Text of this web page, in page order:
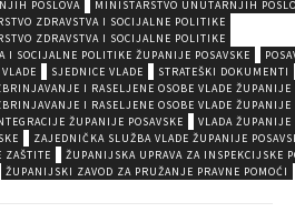
POSLOVA
MINISTARSTVO UNUTARNJIH
ZDRAVSTVA I SOCIJALNE POLITIKE
ZDRAVSTVA I SOCIJALNE POLITIKE
I SOCIJALNE POLITIKE ŽUPANIJE POSAVSKE
SJEDNICE VLADE
STRATEŠKI DOKUMENTI
I RASELJENE OSOBE VLADE ŽUPANIJE
I RASELJENE OSOBE VLADE ŽUPANIJE
ŽUPANIJE POSAVSKE
VLADA ŽUPANIJE
ZAJEDNIČKA SLUŽBA VLADE ŽUPANIJE
ZAŠTITE
ŽUPANIJSKA UPRAVA ZA INSPEKCIJSKE
ŽUPANIJSKI ZAVOD ZA PRUŽANJE PRAVNE POMOĆI